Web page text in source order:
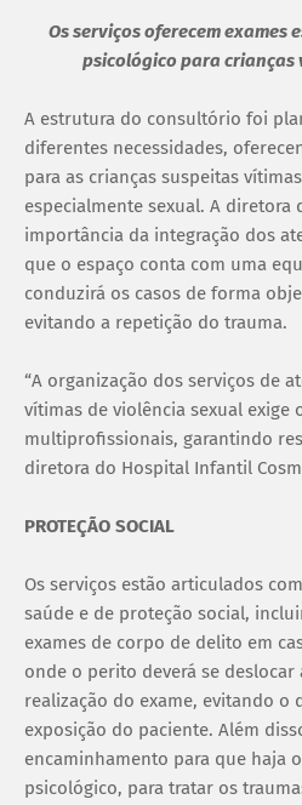
Os serviços oferecem exames
psicológico para crianças
A estrutura do consultório foi
diferentes necessidades,
para as crianças suspeitas
especialmente sexual. A diretora
importância da integração dos
que o espaço conta com uma
conduzirá os casos de forma
evitando a repetição do trauma.
“A organização dos serviços de
vítimas de violência sexual exige
multiprofissionais, garantindo
diretora do Hospital Infantil
PROTEÇÃO SOCIAL
Os serviços estão articulados
saúde e de proteção social,
exames de corpo de delito em
onde o perito deverá se deslocar
realização do exame, evitando o
exposição do paciente. Além
encaminhamento para que haja
psicológico, para tratar os